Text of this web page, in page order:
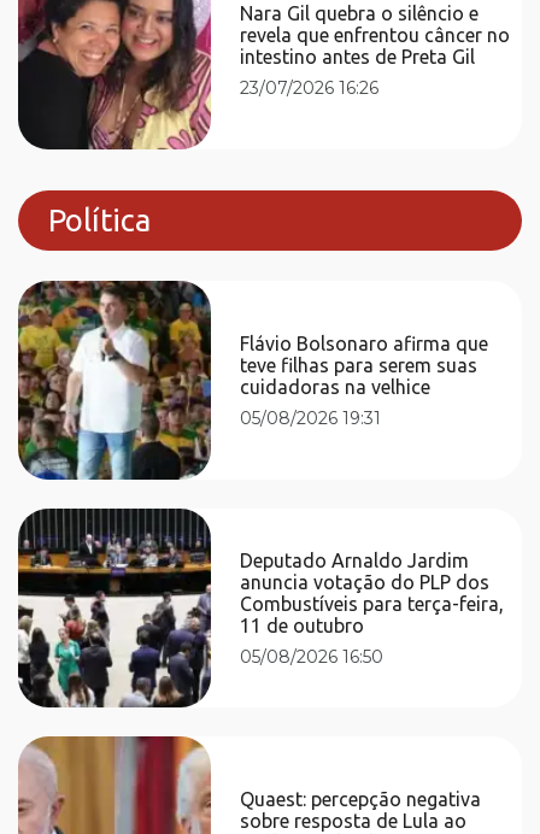
Nara Gil quebra o silêncio e
revela que enfrentou câncer no
intestino antes de Preta Gil
23/07/2026 16:26
Política
Flávio Bolsonaro afirma que
teve filhas para serem suas
cuidadoras na velhice
05/08/2026 19:31
Deputado Arnaldo Jardim
anuncia votação do PLP dos
Combustíveis para terça-feira,
11 de outubro
05/08/2026 16:50
Quaest: percepção negativa
sobre resposta de Lula ao